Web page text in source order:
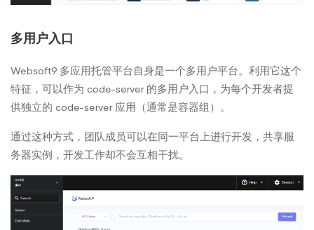
多用户入口
Websoft9 多应用托管平台自身是一个多用户平台。利用它这个
特征，可以作为 code-server 的多用户入口，为每个开发者提
供独立的 code-server 应用（通常是容器组）。
通过这种方式，团队成员可以在同一平台上进行开发，共享服
务器实例，开发工作却不会互相干扰。